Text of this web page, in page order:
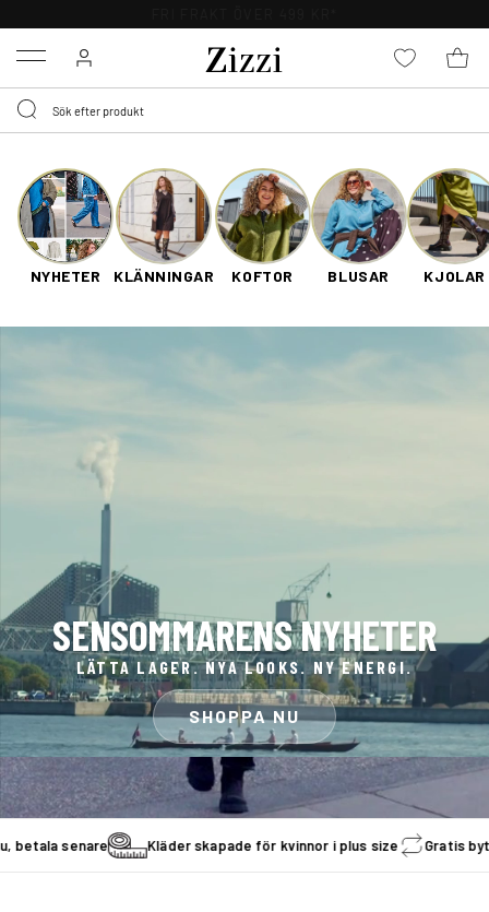
Menu
NYHETER KLÄNNINGAR KOFTOR BLUSAR KJOLAR
SENSOMMARENS NYHETER
LÄTTA LAGER. NYA LOOKS. NY ENERGI.
SHOPPA NU
senare Kläder skapade för kvinnor i plus size Gratis byte